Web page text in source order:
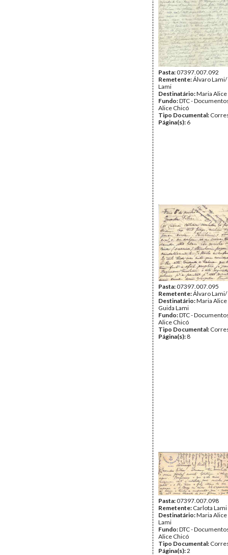
Pasta:07397.007.092
Remetente:Álvaro
Lami
Destinatário:Maria Alice
Fundo:DTC -
Alice Chicó
Tipo Documental:
Página(s): 6
Pasta:07397.007.095
Remetente:Álvaro
Destinatário:Maria
Guida Lami
Fundo:DTC -
Alice Chicó
Tipo Documental:
Página(s): 8
Pasta:07397.007.098
Remetente: Carlota Lami
Destinatário:Maria
Lami
Fundo:DTC -
Alice Chicó
Tipo Documental:
Página(s):2